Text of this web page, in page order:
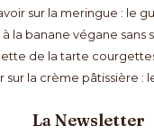
sur la meringue : le
à la banane végane sans
de la tarte
sur la crème pâtissière :
La Newsletter